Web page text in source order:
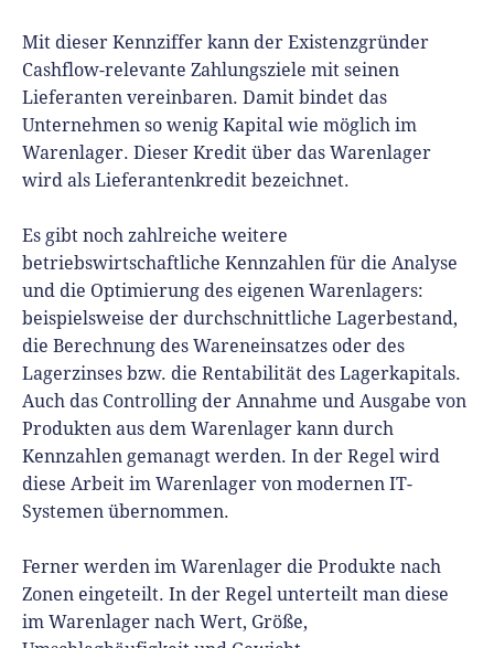
Mit dieser Kennziffer kann der Existenzgründer
Cashflow-relevante Zahlungsziele mit seinen
Lieferanten vereinbaren. Damit bindet das
Unternehmen so wenig Kapital wie möglich im
Warenlager. Dieser Kredit über das Warenlager
wird als Lieferantenkredit bezeichnet.
Es gibt noch zahlreiche weitere
betriebswirtschaftliche Kennzahlen für die Analyse
und die Optimierung des eigenen Warenlagers:
beispielsweise der durchschnittliche Lagerbestand,
die Berechnung des Wareneinsatzes oder des
Lagerzinses bzw. die Rentabilität des Lagerkapitals.
Auch das Controlling der Annahme und Ausgabe von
Produkten aus dem Warenlager kann durch
Kennzahlen gemanagt werden. In der Regel wird
diese Arbeit im Warenlager von modernen IT-
Systemen übernommen.
Ferner werden im Warenlager die Produkte nach
Zonen eingeteilt. In der Regel unterteilt man diese
im Warenlager nach Wert, Größe,